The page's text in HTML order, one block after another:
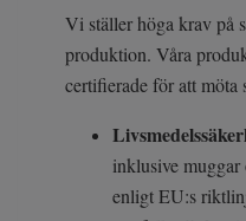
Vi ställer höga krav på
produktion. Våra
certifierade för att möta
inklusive
enligt EU:s